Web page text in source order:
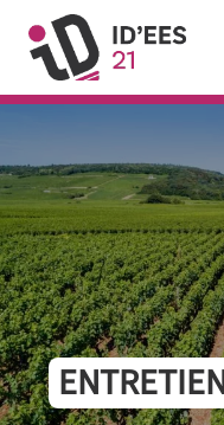
Panneau de gestion des